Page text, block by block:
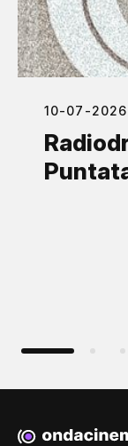
10-07-2026